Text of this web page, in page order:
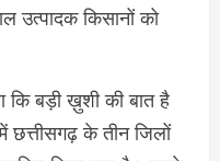
उत्पादक किसानों को
कि बड़ी ख़ुशी की बात है
छत्तीसगढ़ के तीन जिलों